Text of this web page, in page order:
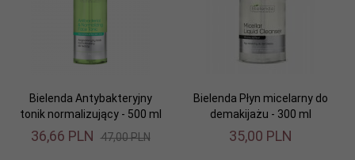
Bielenda Antybakteryjny
tonik normalizujący - 500 ml
36,66 PLN 47,00 PLN
Bielenda Płyn micelarny do
demakijażu - 300 ml
35,00 PLN